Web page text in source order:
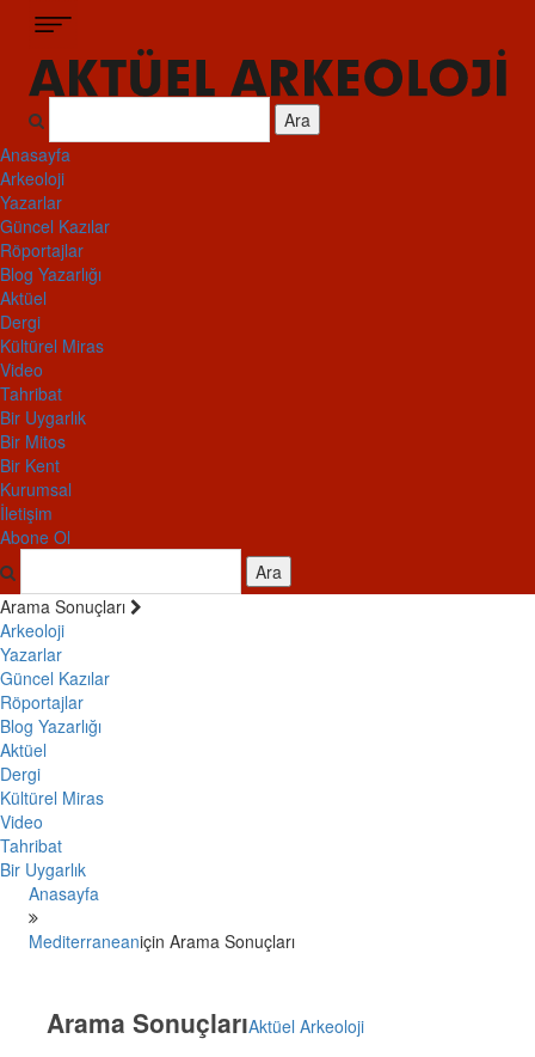
Ara
Anasayfa
Arkeoloji
Yazarlar
Güncel Kazılar
Röportajlar
Blog Yazarlığı
Aktüel
Dergi
Kültürel Miras
Video
Tahribat
Bir Uygarlık
Bir Mitos
Bir Kent
Kurumsal
İletişim
Abone Ol
Ara
Arama Sonuçları
Arkeoloji
Yazarlar
Güncel Kazılar
Röportajlar
Blog Yazarlığı
Aktüel
Dergi
Kültürel Miras
Video
Tahribat
Bir Uygarlık
Anasayfa
Mediterraneaniçin Arama Sonuçları
Arama SonuçlarıAktüel Arkeoloji